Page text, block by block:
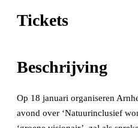
Tickets
Beschrijving
Op 18 januari organiseren
avond over ‘Natuurinclusief